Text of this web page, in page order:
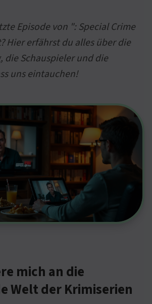
Episode von ": Special Crime
Hier erfährst du alles über die
die Schauspieler und die
uns eintauchen!
mich an die
Welt der Krimiserien